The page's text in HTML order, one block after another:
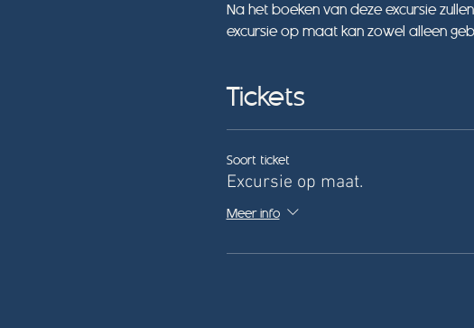
Na het boeken van deze excursie
excursie op maat kan zowel alleen
Tickets
Soort ticket
Excursie op maat.
Meer info